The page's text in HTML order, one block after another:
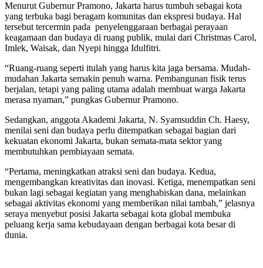
Menurut Gubernur Pramono, Jakarta harus tumbuh sebagai kota
yang terbuka bagi beragam komunitas dan ekspresi budaya. Hal
tersebut tercermin pada penyelenggaraan berbagai perayaan
keagamaan dan budaya di ruang publik, mulai dari Christmas Carol,
Imlek, Waisak, dan Nyepi hingga Idulfitri.
“Ruang-ruang seperti itulah yang harus kita jaga bersama. Mudah-
mudahan Jakarta semakin penuh warna. Pembangunan fisik terus
berjalan, tetapi yang paling utama adalah membuat warga Jakarta
merasa nyaman,” pungkas Gubernur Pramono.
Sedangkan, anggota Akademi Jakarta, N. Syamsuddin Ch. Haesy,
menilai seni dan budaya perlu ditempatkan sebagai bagian dari
kekuatan ekonomi Jakarta, bukan semata-mata sektor yang
membutuhkan pembiayaan semata.
“Pertama, meningkatkan atraksi seni dan budaya. Kedua,
mengembangkan kreativitas dan inovasi. Ketiga, menempatkan seni
bukan lagi sebagai kegiatan yang menghabiskan dana, melainkan
sebagai aktivitas ekonomi yang memberikan nilai tambah,” jelasnya
seraya menyebut posisi Jakarta sebagai kota global membuka
peluang kerja sama kebudayaan dengan berbagai kota besar di
dunia.